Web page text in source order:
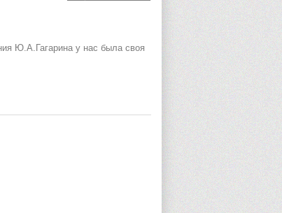
Ю.А.Гагарина у нас была своя